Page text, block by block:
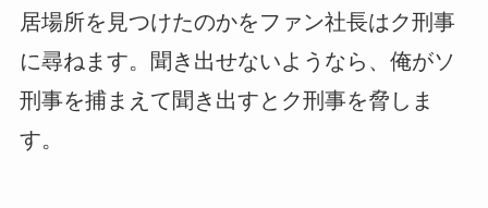
居場所を見つけたのかをファン社長はク刑事
に尋ねます。聞き出せないようなら、俺がソ
刑事を捕まえて聞き出すとク刑事を脅しま
す。